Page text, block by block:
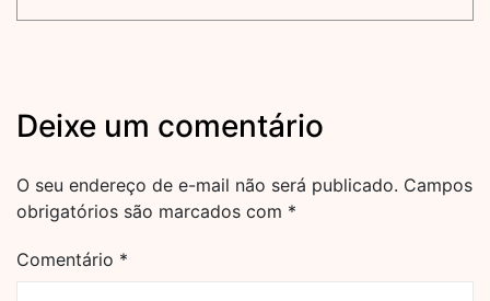
Deixe um comentário
O seu endereço de e-mail não será publicado. Campos
obrigatórios são marcados com *
Comentário *